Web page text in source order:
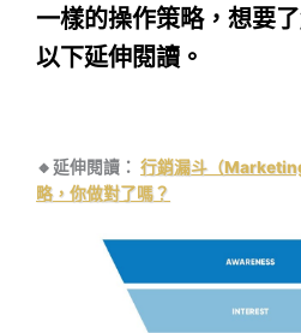
一樣的操作策略，想要
以下延伸閱讀。
🔸延伸閱讀： 行銷漏斗（
略，你做對了嗎？